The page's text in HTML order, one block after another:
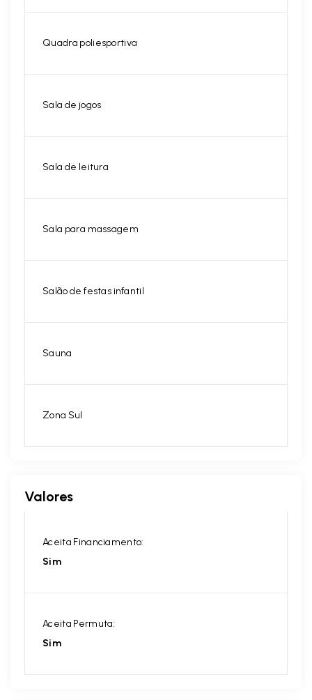
Quadra poliesportiva
Sala de jogos
Sala de leitura
Sala para massagem
Salão de festas infantil
Sauna
Zona Sul
Valores
Aceita Financiamento:
Sim
Aceita Permuta:
Sim